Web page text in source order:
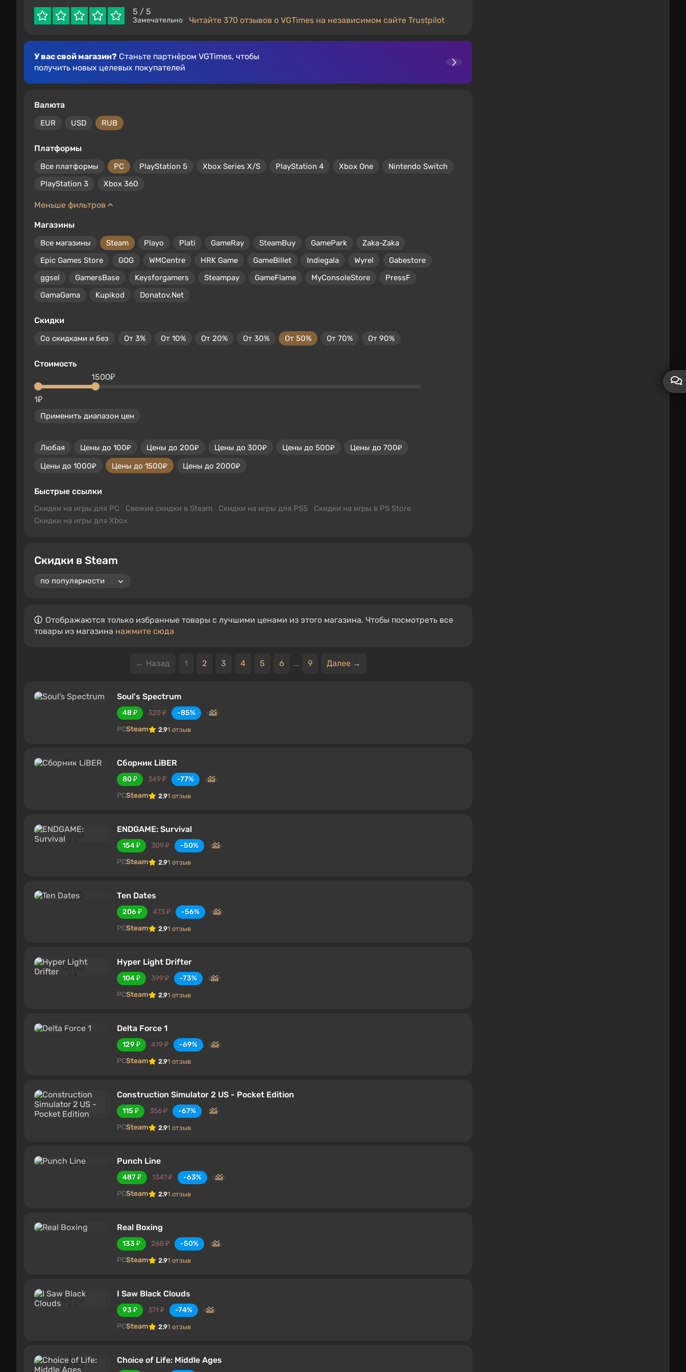
5 / 5
Замечательно Читайте 370 отзывов о VGTimes на независимом сайте Trustpilot
У вас свой магазин? Станьте партнёром VGTimes, чтобы
получить новых целевых покупателей
Валюта
EUR USD RUB
Платформы
Все платформы PC PlayStation 5 Xbox Series X/S PlayStation 4 Xbox One
Nintendo Switch
PlayStation 3
Xbox 360
Меньше фильтров
Магазины
Все магазины Steam Playo Plati GameRay SteamBuy GamePark
Zaka-Zaka
Epic Games Store
GOG WMCentre HRK Game GameBillet Indiegala Wyrel
Gabestore
ggsel
GamersBase Keysforgamers Steampay GameFlame MyConsoleStore
PressF
GamaGama
Kupikod Donatov.Net
Скидки
Со скидками и без От 3% От 10% От 20% От 30% От 50% От 70% От 90%
Стоимость
1₽
1500₽
Применить диапазон цен
Любая Цены до 100₽ Цены до 200₽ Цены до 300₽ Цены до 500₽
Цены до 700₽
Цены до 1000₽
Цены до 1500₽ Цены до 2000₽
Быстрые ссылки
Скидки на игры для PC Свежие скидки в Steam Скидки на игры для PS5
Скидки на игры в PS Store
Скидки на игры для Xbox
Скидки в Steam
Отображаются только избранные товары с лучшими ценами из этого магазина. Чтобы посмотреть все
товары из магазина нажмите сюда
← Назад 1 2 3 4 5 6 ... 9 Далее →
Soul's Spectrum
48 ₽ 320 ₽
-85%
PCSteam 2.91 отзыв
Сборник LiBER
80 ₽ 349 ₽
-77%
PCSteam 2.91 отзыв
ENDGAME: Survival
154 ₽ 309 ₽
-50%
PCSteam 2.91 отзыв
Ten Dates
206 ₽ 473 ₽
-56%
PCSteam 2.91 отзыв
Hyper Light Drifter
104 ₽ 399 ₽
-73%
PCSteam 2.91 отзыв
Delta Force 1
129 ₽ 419 ₽
-69%
PCSteam 2.91 отзыв
Construction Simulator 2 US - Pocket Edition
115 ₽ 356 ₽
-67%
PCSteam 2.91 отзыв
Punch Line
487 ₽ 1341 ₽
-63%
PCSteam 2.91 отзыв
Real Boxing
133 ₽ 268 ₽
-50%
PCSteam 2.91 отзыв
I Saw Black Clouds
93 ₽ 371 ₽
-74%
PCSteam 2.91 отзыв
Choice of Life: Middle Ages